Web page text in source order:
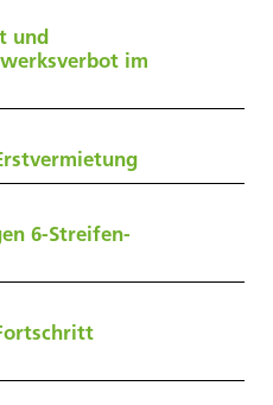
und
im
6-Streifen-